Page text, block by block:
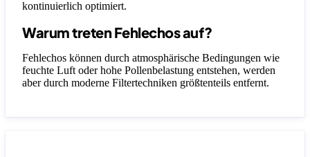
kontinuierlich optimiert.
Warum treten Fehlechos auf?
Fehlechos können durch atmosphärische Bedingungen wie
feuchte Luft oder hohe Pollenbelastung entstehen, werden
aber durch moderne Filtertechniken größtenteils entfernt.